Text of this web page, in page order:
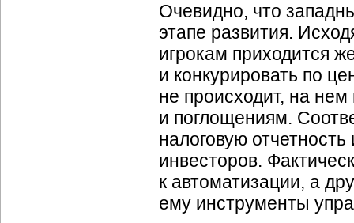
Очевидно, что
этапе развития.
игрокам приходится
и конкурировать по
не происходит, на
и поглощениям.
налоговую
инвесторов.
к автоматизации, а
ему инструменты